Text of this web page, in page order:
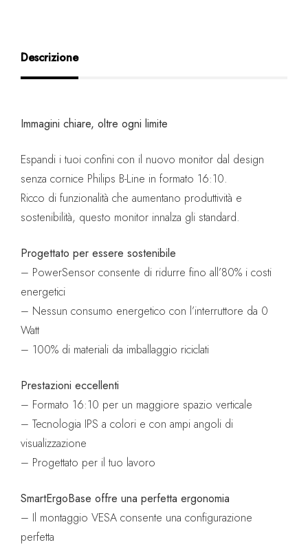
Descrizione
Immagini chiare, oltre ogni limite
Espandi i tuoi confini con il nuovo monitor dal design
senza cornice Philips B-Line in formato 16:10.
Ricco di funzionalità che aumentano produttività e
sostenibilità, questo monitor innalza gli standard.
Progettato per essere sostenibile
– PowerSensor consente di ridurre fino all’80% i costi
energetici
– Nessun consumo energetico con l’interruttore da 0
Watt
– 100% di materiali da imballaggio riciclati
Prestazioni eccellenti
– Formato 16:10 per un maggiore spazio verticale
– Tecnologia IPS a colori e con ampi angoli di
visualizzazione
– Progettato per il tuo lavoro
SmartErgoBase offre una perfetta ergonomia
– Il montaggio VESA consente una configurazione
perfetta